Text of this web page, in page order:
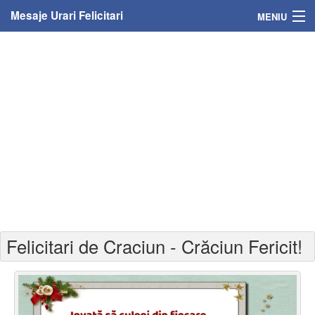
Mesaje Urari Felicitari MENIU
Felicitari varsta
Felicitari zilele anului
Felicitari de Craciun - Crăciun Fericit!